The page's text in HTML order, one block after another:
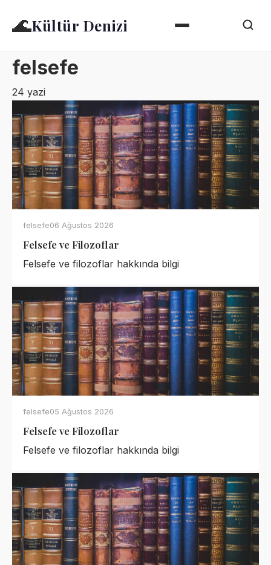
🌊Kültür Denizi
felsefe
24 yazi
felsefe06 Ağustos 2026
Felsefe ve Filozoflar
Felsefe ve filozoflar hakkında bilgi
felsefe05 Ağustos 2026
Felsefe ve Filozoflar
Felsefe ve filozoflar hakkında bilgi